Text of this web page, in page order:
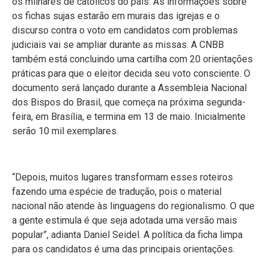
os fichas sujas estarão em murais das igrejas e o
discurso contra o voto em candidatos com problemas
judiciais vai se ampliar durante as missas. A CNBB
também está concluindo uma cartilha com 20 orientações
práticas para que o eleitor decida seu voto consciente. O
documento será lançado durante a Assembleia Nacional
dos Bispos do Brasil, que começa na próxima segunda-
feira, em Brasília, e termina em 13 de maio. Inicialmente
serão 10 mil exemplares.
“Depois, muitos lugares transformam esses roteiros
fazendo uma espécie de tradução, pois o material
nacional não atende às linguagens do regionalismo. O que
a gente estimula é que seja adotada uma versão mais
popular”, adianta Daniel Seidel. A política da ficha limpa
para os candidatos é uma das principais orientações.